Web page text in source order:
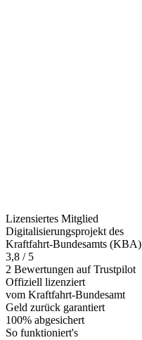
Lizensiertes Mitglied
Digitalisierungsprojekt des
Kraftfahrt-Bundesamts (KBA)
3,8 / 5
2 Bewertungen auf Trustpilot
Offiziell lizenziert
vom Kraftfahrt-Bundesamt
Geld zurück garantiert
100% abgesichert
So funktioniert's